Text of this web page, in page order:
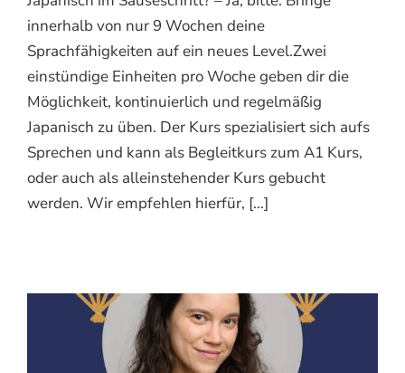
innerhalb von nur 9 Wochen deine
Sprachfähigkeiten auf ein neues Level.Zwei
einstündige Einheiten pro Woche geben dir die
Möglichkeit, kontinuierlich und regelmäßig
Japanisch zu üben. Der Kurs spezialisiert sich aufs
Sprechen und kann als Begleitkurs zum A1 Kurs,
oder auch als alleinstehender Kurs gebucht
werden. Wir empfehlen hierfür, [...]